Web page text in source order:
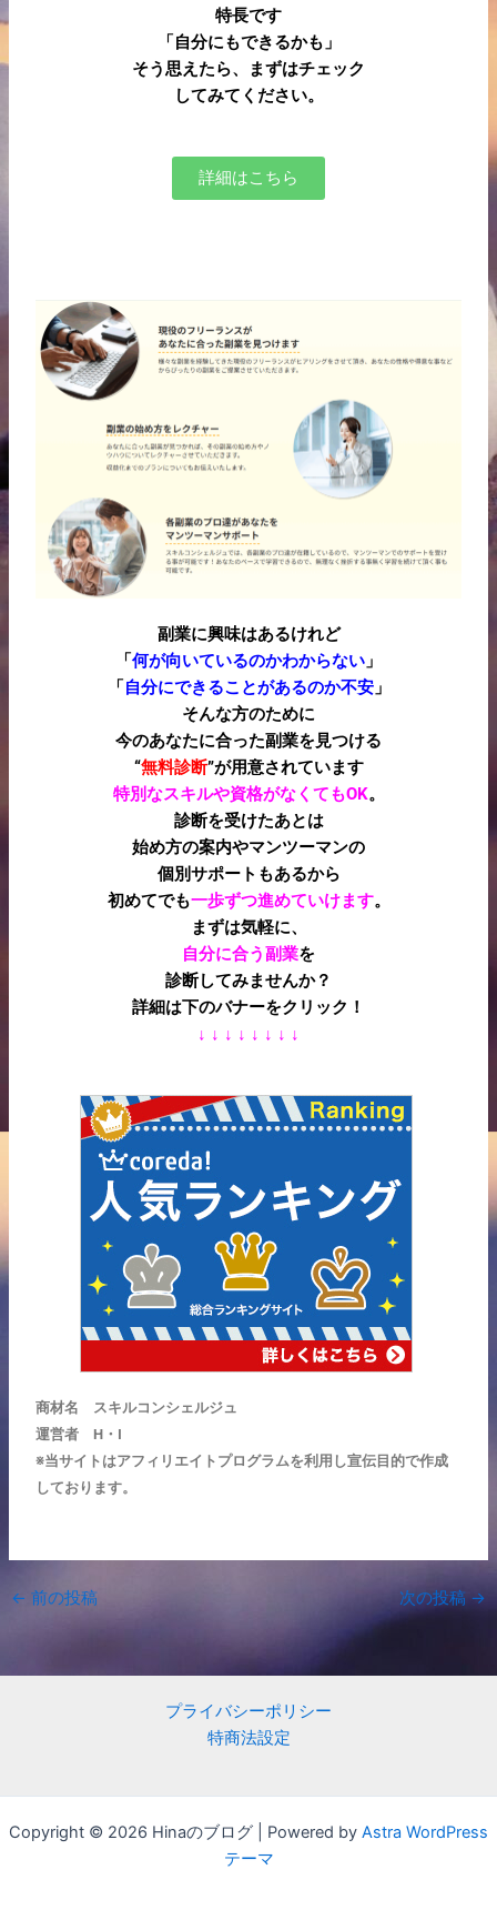
特長です
「自分にもできるかも」
そう思えたら、まずはチェック
してみてください。
詳細はこちら
副業に興味はあるけれど
「何が向いているのかわからない 」
「自分にできることがあるのか不安」
そんな方のために
今のあなたに合った副業を見つける
“無料診断”が用意されています
特別なスキルや資格がなくてもOK。
診断を受けたあとは
始め方の案内やマンツーマンの
個別サポートもあるから
初めてでも一歩ずつ進めていけます。
まずは気軽に、
自分に合う副業を
診断してみませんか？
詳細は下のバナーをクリック！
↓ ↓ ↓ ↓ ↓ ↓ ↓ ↓
商材名 スキルコンシェルジュ
運営者 H・I
※当サイトはアフィリエイトプログラムを利用し宣伝目的で作成
しております。
← 前の投稿 次の投稿 →
プライバシーポリシー
特商法設定
Copyright © 2026 Hinaのブログ | Powered by Astra WordPress
テーマ